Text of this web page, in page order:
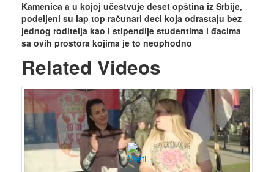
Kamenica a u kojoj učestvuje deset opština iz Srbije,
podeljeni su lap top računari deci koja odrastaju bez
jednog roditelja kao i stipendije studentima i đacima
sa ovih prostora kojima je to neophodno
Related Videos